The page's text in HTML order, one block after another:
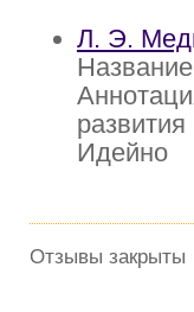
Л. Э.
Идейно
Отзывы закрыты